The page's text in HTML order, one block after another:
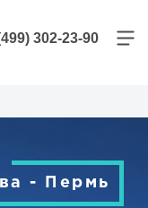
302-23-90
- Пермь